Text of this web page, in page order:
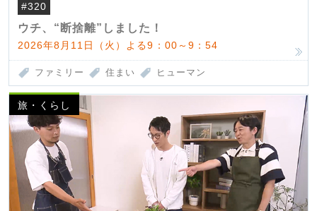
#320
ウチ、“断捨離”しました！
2026年8月11日（火）よる9：00～9：54
ファミリー 住まい ヒューマン
旅・くらし